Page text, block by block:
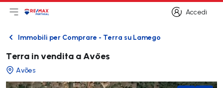
Accedi
Accedi
Apri il menu principale
LogoVai alla homepage
Indietro
Immobili per Comprare - Terra su Lamego
Terra in vendita a Avőes
Avões